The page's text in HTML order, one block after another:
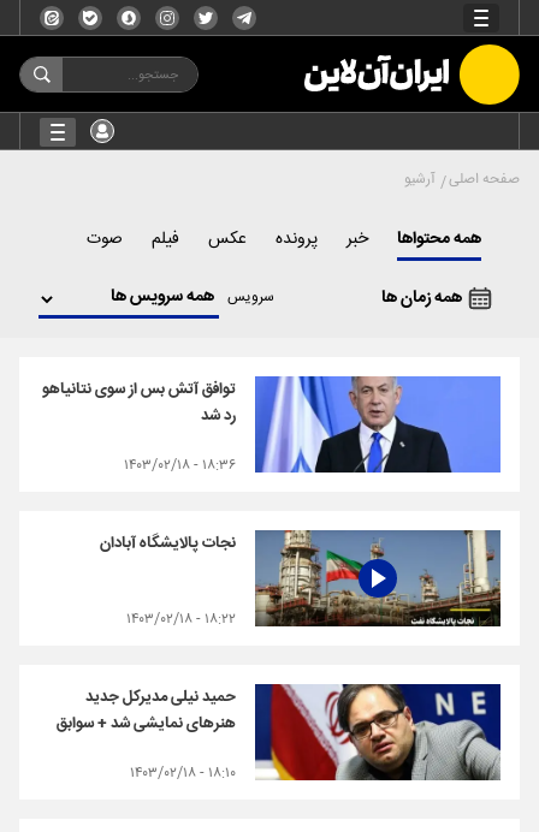
صفحه اصلی آرشیو
همه محتواها خبر پرونده عکس فیلم صوت
همه زمان ها سرویس
توافق آتش بس از سوی نتانیاهو
رد شد
۱۸:۳۶ - ۱۴۰۳/۰۲/۱۸
نجات پالایشگاه آبادان
۱۸:۲۲ - ۱۴۰۳/۰۲/۱۸
حمید نیلی مدیرکل جدید
هنرهای نمایشی شد + سوابق
۱۸:۱۰ - ۱۴۰۳/۰۲/۱۸